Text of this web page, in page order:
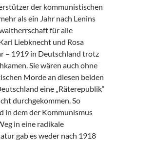
der kommunistischen
als ein Jahr nach Lenins
für alle
Liebknecht und Rosa
– 1919 in Deutschland trotz
Sie wären auch ohne
Morde an diesen beiden
eine „Räterepublik“
durchgekommen. So
in dem der Kommunismus
in eine radikale
gab es weder nach 1918